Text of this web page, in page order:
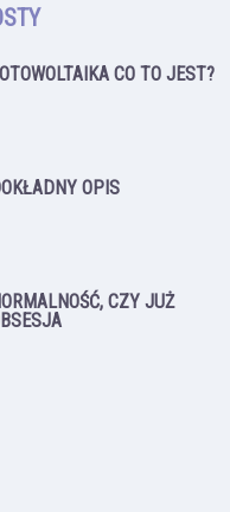
CO TO JEST?
OPIS
CZY JUŻ